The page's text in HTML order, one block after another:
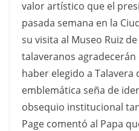
valor artístico que el
pasada semana en la
su visita al Museo Ruiz
talaveranos
haber elegido a Talavera
emblemática seña de
obsequio institucional
Page comentó al Papa